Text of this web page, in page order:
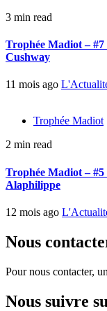
3 min read
Trophée Madiot –
Cushway
11 mois ago
Trophée Madiot
2 min read
Trophée Madiot – #5
Alaphilippe
12 mois ago
Nous
Pour nous contacter,
Nous suivre